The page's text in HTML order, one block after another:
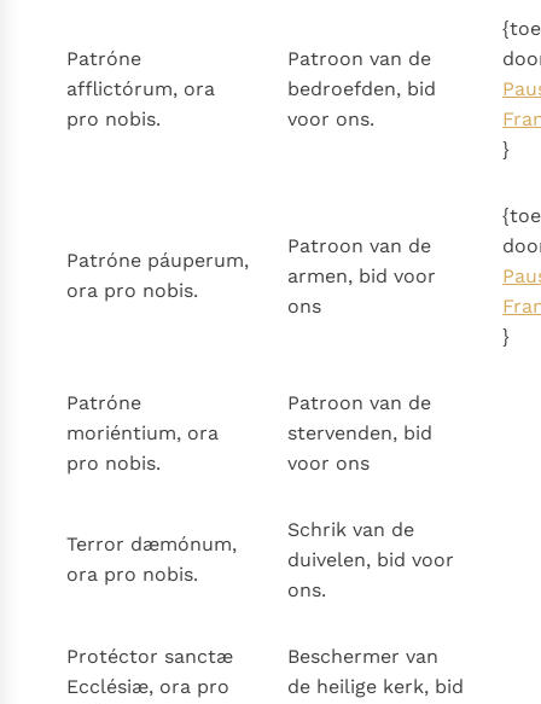
Patróne
afflictórum, ora
pro nobis.
Patroon van de
bedroefden, bid
voor ons.
}
Patróne páuperum,
ora pro nobis.
Patroon van de
armen, bid voor
ons
}
Patróne
moriéntium, ora
pro nobis.
Patroon van de
stervenden, bid
voor ons
Terror dæmónum,
ora pro nobis.
Schrik van de
duivelen, bid voor
ons.
Protéctor sanctæ
Ecclésiæ, ora pro
Beschermer van
de heilige kerk, bid